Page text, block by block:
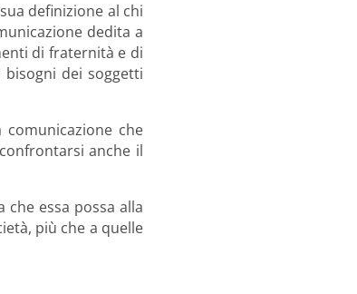
definizione al chi
dedita a
di fraternità e di
bisogni dei soggetti
che
anche il
essa possa alla
più che a quelle